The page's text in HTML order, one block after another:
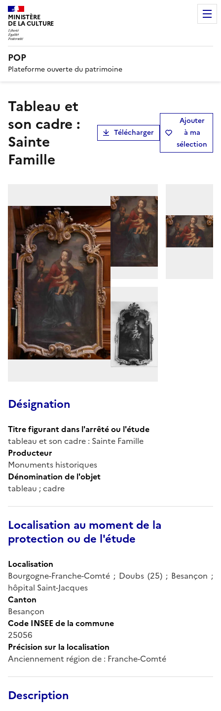
MINISTÈRE
DE LA CULTURE
POP
Plateforme ouverte du patrimoine
tableau et
son cadre :
Sainte
Famille
Télécharger
Ajouter
à ma
sélection
Désignation
Titre figurant dans l'arrêté ou l'étude
tableau et son cadre : Sainte Famille
Producteur
Monuments historiques
Dénomination de l'objet
tableau ; cadre
Localisation au moment de la
protection ou de l'étude
Localisation
Bourgogne-Franche-Comté ; Doubs (25) ; Besançon ;
hôpital Saint-Jacques
Canton
Besançon
Code INSEE de la commune
25056
Précision sur la localisation
Anciennement région de : Franche-Comté
Description